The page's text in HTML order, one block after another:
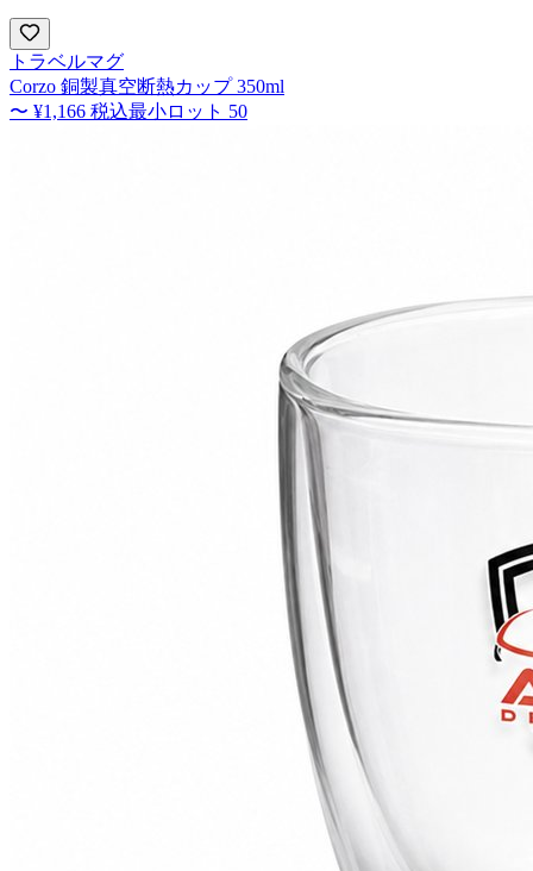
トラベルマグ
Corzo 銅製真空断熱カップ 350ml
〜 ¥1,166 税込最小ロット 50